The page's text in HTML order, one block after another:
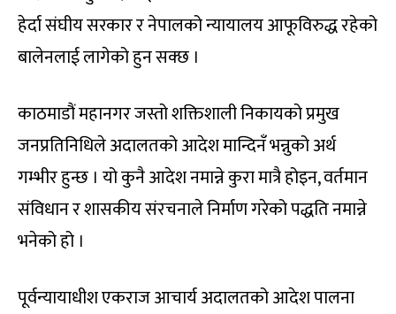
हेर्दा संघीय सरकार र नेपालको न्यायालय आफूविरुद्ध रहेको
बालेनलाई लागेको हुन सक्छ ।
काठमाडौं महानगर जस्तो शक्तिशाली निकायको प्रमुख
जनप्रतिनिधिले अदालतको आदेश मान्दिनँ भन्नुको अर्थ
गम्भीर हुन्छ । यो कुनै आदेश नमान्ने कुरा मात्रै होइन, वर्तमान
संविधान र शासकीय संरचनाले निर्माण गरेको पद्धति नमान्ने
भनेको हो ।
पूर्वन्यायाधीश एकराज आचार्य अदालतको आदेश पालना